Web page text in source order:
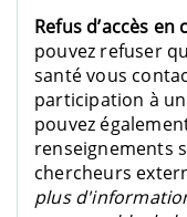
Refus d’accès
pouvez refuser
santé vous
participation à
pouvez
renseignements
chercheurs
plus